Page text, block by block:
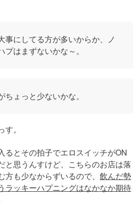
事にしてる方が多いからか、ノ
プはまずないかな～。
ちょっと少ないかな。
。
るとその拍子でエロスイッチがON
と思うんすけど、こちらのお店は落
も少なからずいるので、 飲んだ勢
ラッキーハプニングはなかなか期待